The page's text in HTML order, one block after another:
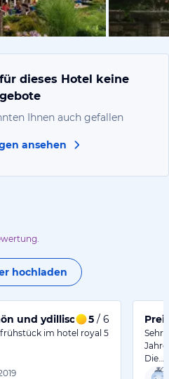
vom
dieses Hotel keine
Ihnen auch gefallen
ansehen
hochladen
und ydillisch 5 / 6
im hotel royal 5
Sehr
Die…